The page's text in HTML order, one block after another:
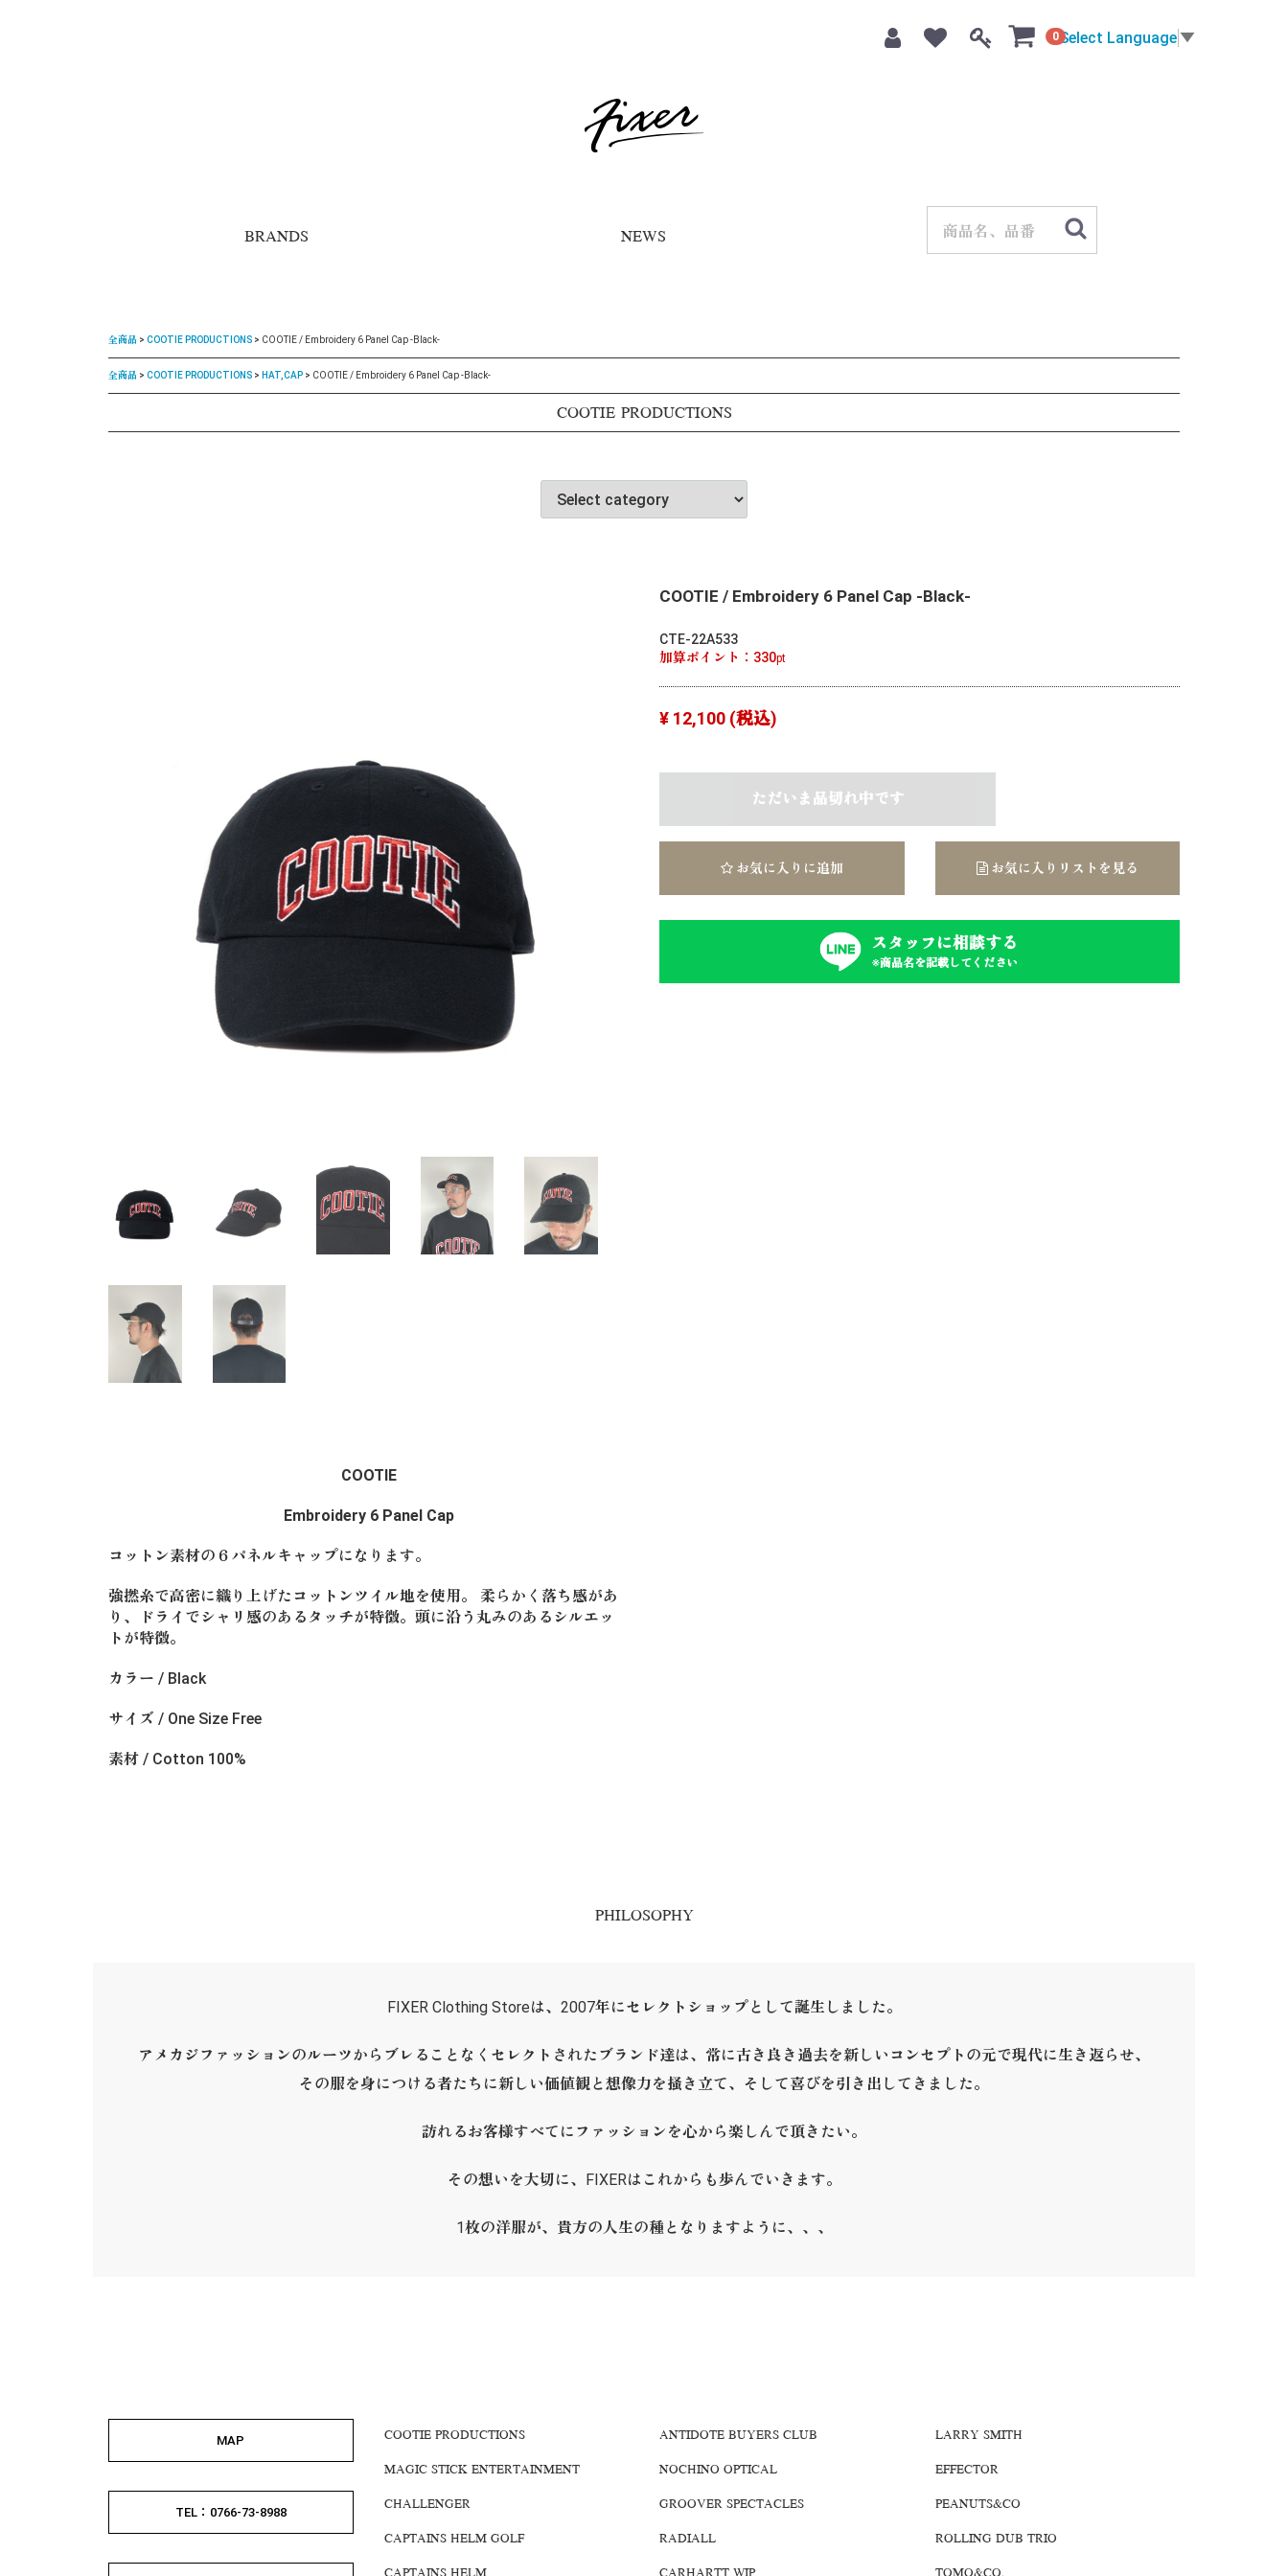
0 Select Language ▼
BRANDS NEWS
全商品 COOTIE PRODUCTIONS COOTIE / Embroidery 6 Panel Cap -Black-
全商品 COOTIE PRODUCTIONS HAT,CAP COOTIE / Embroidery 6 Panel Cap -Black-
COOTIE PRODUCTIONS
COOTIE
Embroidery 6 Panel Cap
コットン素材の６パネルキャップになります。
強撚糸で高密に織り上げたコットンツイル地を使用。 柔らかく落ち感があ
り、ドライでシャリ感のあるタッチが特徴。頭に沿う丸みのあるシルエッ
トが特徴。
カラー / Black
サイズ / One Size Free
素材 / Cotton 100%
COOTIE / Embroidery 6 Panel Cap -Black-
CTE-22A533
加算ポイント： 330pt
¥ 12,100 (税込)
ただいま品切れ中です
お気に入りに追加 お気に入りリストを見る
スタッフに相談する
※商品名を記載してください
PHILOSOPHY
FIXER Clothing Storeは、2007年にセレクトショップとして誕生しました。
アメカジファッションのルーツからブレることなくセレクトされたブランド達は、常に古き良き過去を新しいコンセプトの元で現代に生き返らせ、
その服を身につける者たちに新しい価値観と想像力を掻き立て、そして喜びを引き出してきました。
訪れるお客様すべてにファッションを心から楽しんで頂きたい。
その想いを大切に、FIXERはこれからも歩んでいきます。
1枚の洋服が、貴方の人生の種となりますように、、、
MAP
TEL：0766-73-8988
COOTIE PRODUCTIONS
MAGIC STICK ENTERTAINMENT
CHALLENGER
CAPTAINS HELM GOLF
ANTIDOTE BUYERS CLUB
NOCHINO OPTICAL
GROOVER SPECTACLES
RADIALL
LARRY SMITH
EFFECTOR
PEANUTS&CO
ROLLING DUB TRIO